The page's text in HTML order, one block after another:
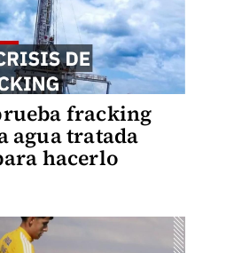
fracking
agua tratada
hacerlo